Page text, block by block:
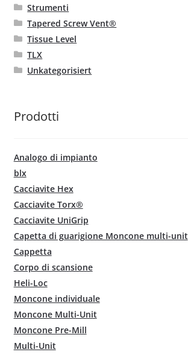
Strumenti
Tapered Screw Vent®
Tissue Level
TLX
Unkategorisiert
Prodotti
Analogo di impianto
blx
Cacciavite Hex
Cacciavite Torx®
Cacciavite UniGrip
Capetta di guarigione Moncone multi-unit
Cappetta
Corpo di scansione
Heli-Loc
Moncone individuale
Moncone Multi-Unit
Moncone Pre-Mill
Multi-Unit